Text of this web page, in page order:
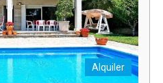
Alquiler